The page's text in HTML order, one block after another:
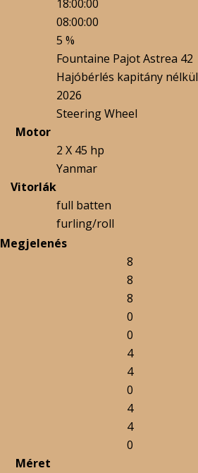
18:00:00
08:00:00
5 %
Fountaine Pajot Astrea 42
Hajóbérlés kapitány nélkül
2026
Steering Wheel
Motor
2 X 45 hp
Yanmar
Vitorlák
full batten
furling/roll
Megjelenés
8
8
8
0
0
4
4
0
4
4
0
Méret